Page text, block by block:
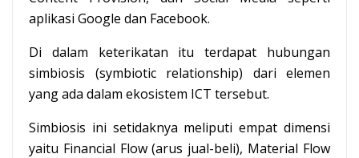
aplikasi Google dan Facebook.
Di dalam keterikatan itu terdapat hubungan
simbiosis (symbiotic relationship) dari elemen
yang ada dalam ekosistem ICT tersebut.
Simbiosis ini setidaknya meliputi empat dimensi
yaitu Financial Flow (arus jual-beli), Material Flow